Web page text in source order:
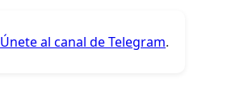
Únete al canal de Telegram.